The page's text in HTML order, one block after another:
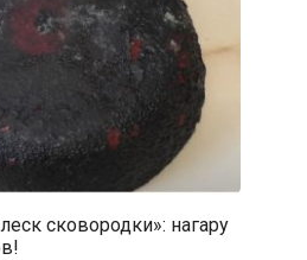
сковородки»: нагару